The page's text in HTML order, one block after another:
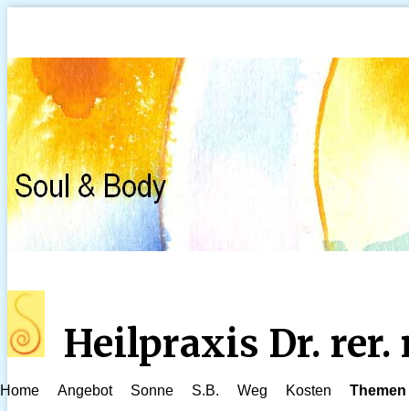
Heilpraxis Dr. rer.
Home Angebot Sonne S.B. Weg Kosten Themen